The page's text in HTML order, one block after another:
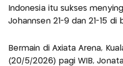
Indonesia itu sukses
Johannsen 21-9 dan 21-15
Bermain di Axiata Arena,
(20/5/2026) pagi WIB,